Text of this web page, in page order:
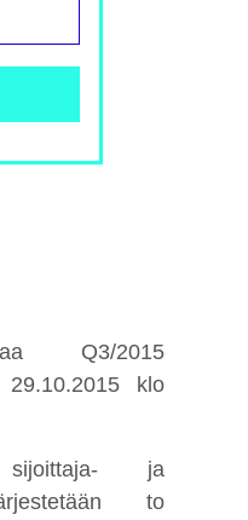
Q3/2015
29.10.2015 klo
ja
to